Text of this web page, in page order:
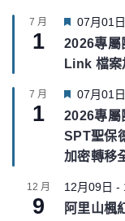
7 月
1
F
e
a
t
r
e
d
07月01日
2026專屬
Link 檔案
7 月
1
F
e
a
t
u
e
d
07月01日
2026專屬
SPT聖保
加密轉移
12 月
9
12月09日 -
阿里山楓